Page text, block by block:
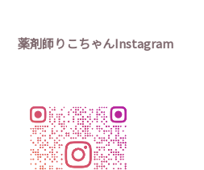
薬剤師りこちゃんInstagram